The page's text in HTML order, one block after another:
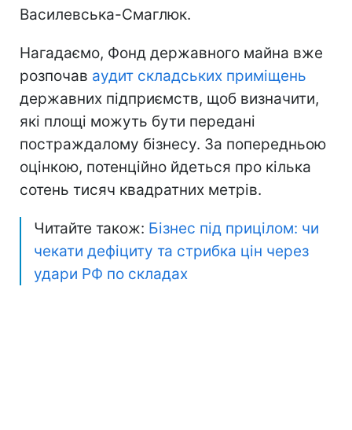
Василевська-Смаглюк.
Нагадаємо, Фонд державного майна вже
розпочав аудит складських приміщень
державних підприємств, щоб визначити,
які площі можуть бути передані
постраждалому бізнесу. За попередньою
оцінкою, потенційно йдеться про кілька
сотень тисяч квадратних метрів.
Читайте також: Бізнес під прицілом: чи
чекати дефіциту та стрибка цін через
удари РФ по складах